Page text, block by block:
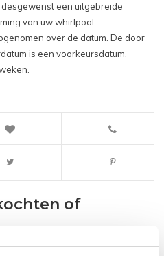
een uitgebreide
van uw whirlpool.
over de datum. De door
is een voorkeursdatum.
of